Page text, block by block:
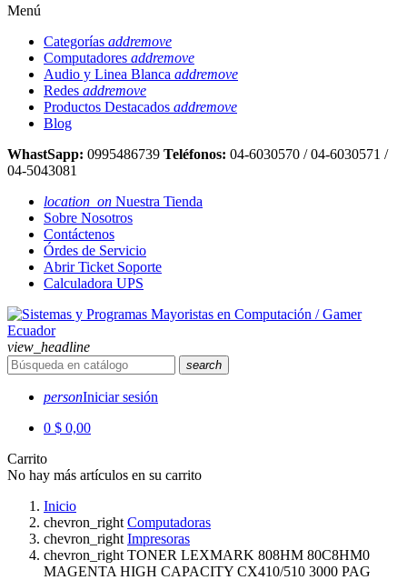
Menú
Categorías addremove
Computadores addremove
Audio y Linea Blanca addremove
Redes addremove
Productos Destacados addremove
Blog
WhastSapp: 0995486739 Teléfonos: 04-6030570 / 04-6030571 /
04-5043081
location_on Nuestra Tienda
Sobre Nosotros
Contáctenos
Órdes de Servicio
Abrir Ticket Soporte
Calculadora UPS
view_headline
search
personIniciar sesión
0 $ 0,00
Carrito
No hay más artículos en su carrito
Inicio
chevron_right Computadoras
chevron_right Impresoras
chevron_right TONER LEXMARK 808HM 80C8HM0
MAGENTA HIGH CAPACITY CX410/510 3000 PAG